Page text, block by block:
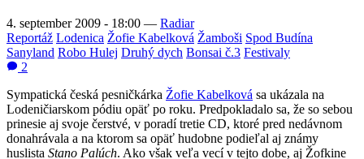
4. september 2009 - 18:00 — Radiar
Reportáž Lodenica Žofie Kabelková Žamboši Spod Budína
Sanyland Robo Hulej Druhý dych Bonsai č.3 Festivaly
2
Sympatická česká pesničkárka Žofie Kabelková sa ukázala na
Lodeničiarskom pódiu opäť po roku. Predpokladalo sa, že so sebou
prinesie aj svoje čerstvé, v poradí tretie CD, ktoré pred nedávnom
donahrávala a na ktorom sa opäť hudobne podieľal aj známy
huslista Stano Palúch. Ako však veľa vecí v tejto dobe, aj Žofkine